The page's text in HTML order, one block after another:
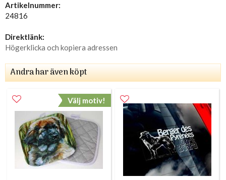
Artikelnummer:
24816
Direktlänk:
Högerklicka och kopiera adressen
Andra har även köpt
Välj motiv!